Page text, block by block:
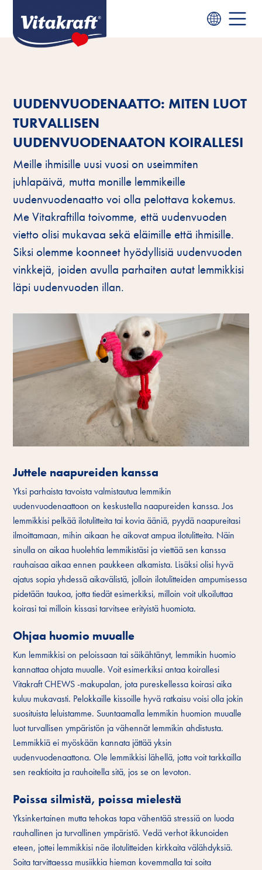
UUDENVUODENAATTO: MITEN LUOT
TURVALLISEN
UUDENVUODENAATON KOIRALLESI
Meille ihmisille uusi vuosi on useimmiten
juhlapäivä, mutta monille lemmikeille
uudenvuodenaatto voi olla pelottava kokemus.
Me Vitakraftilla toivomme, että uudenvuoden
vietto olisi mukavaa sekä eläimille että ihmisille.
Siksi olemme koonneet hyödyllisiä uudenvuoden
vinkkejä, joiden avulla parhaiten autat lemmikkisi
läpi uudenvuoden illan.
Juttele naapureiden kanssa
Yksi parhaista tavoista valmistautua lemmikin
uudenvuodenaattoon on keskustella naapureiden kanssa. Jos
lemmikkisi pelkää ilotulitteita tai kovia ääniä, pyydä naapureitasi
ilmoittamaan, mihin aikaan he aikovat ampua ilotulitteita. Näin
sinulla on aikaa huolehtia lemmikistäsi ja viettää sen kanssa
rauhaisaa aikaa ennen paukkeen alkamista. Lisäksi olisi hyvä
ajatus sopia yhdessä aikavälistä, jolloin ilotulitteiden ampumisessa
pidetään taukoa, jotta tiedät esimerkiksi, milloin voit ulkoiluttaa
koirasi tai milloin kissasi tarvitsee erityistä huomiota.
Ohjaa huomio muualle
Kun lemmikkisi on peloissaan tai säikähtänyt, lemmikin huomio
kannattaa ohjata muualle. Voit esimerkiksi antaa koirallesi
Vitakraft CHEWS -makupalan, jota pureskellessa koirasi aika
kuluu mukavasti. Pelokkaille kissoille hyvä ratkaisu voisi olla jokin
suosituista leluistamme. Suuntaamalla lemmikin huomion muualle
luot turvallisen ympäristön ja vähennät lemmikin ahdistusta.
Lemmikkiä ei myöskään kannata jättää yksin
uudenvuodenaattona. Ole lemmikkisi lähellä, jotta voit tarkkailla
sen reaktioita ja rauhoitella sitä, jos se on levoton.
Poissa silmistä, poissa mielestä
Yksinkertainen mutta tehokas tapa vähentää stressiä on luoda
rauhallinen ja turvallinen ympäristö. Vedä verhot ikkunoiden
eteen, jottei lemmikkisi näe ilotulitteiden kirkkaita välähdyksiä.
Soita tarvittaessa musiikkia hieman kovemmalla tai soita